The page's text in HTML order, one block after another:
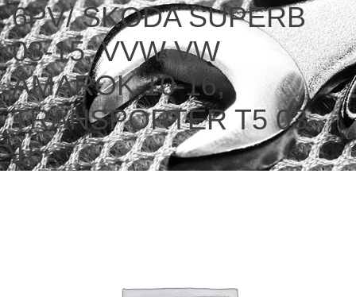
6PV/ SKODA SUPERB
08-15; VVW VW
AMAROK 10-16,
TRANSPORTER T5 03-
15